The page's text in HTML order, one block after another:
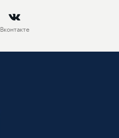
Вконтакте